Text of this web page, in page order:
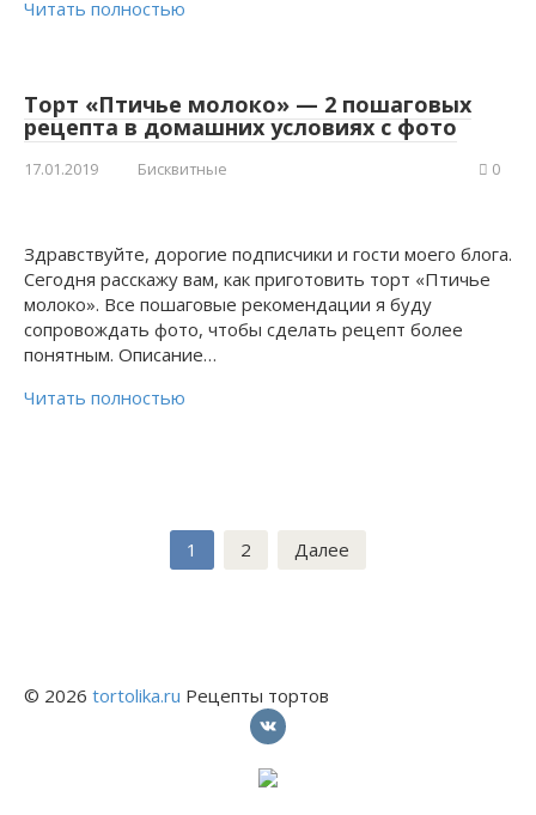
Читать полностью
Торт «Птичье молоко» — 2 пошаговых
рецепта в домашних условиях с фото
17.01.2019 Бисквитные 0
Здравствуйте, дорогие подписчики и гости моего блога.
Сегодня расскажу вам, как приготовить торт «Птичье
молоко». Все пошаговые рекомендации я буду
сопровождать фото, чтобы сделать рецепт более
понятным. Описание…
Читать полностью
1 2 Далее
© 2026 tortolika.ru Рецепты тортов